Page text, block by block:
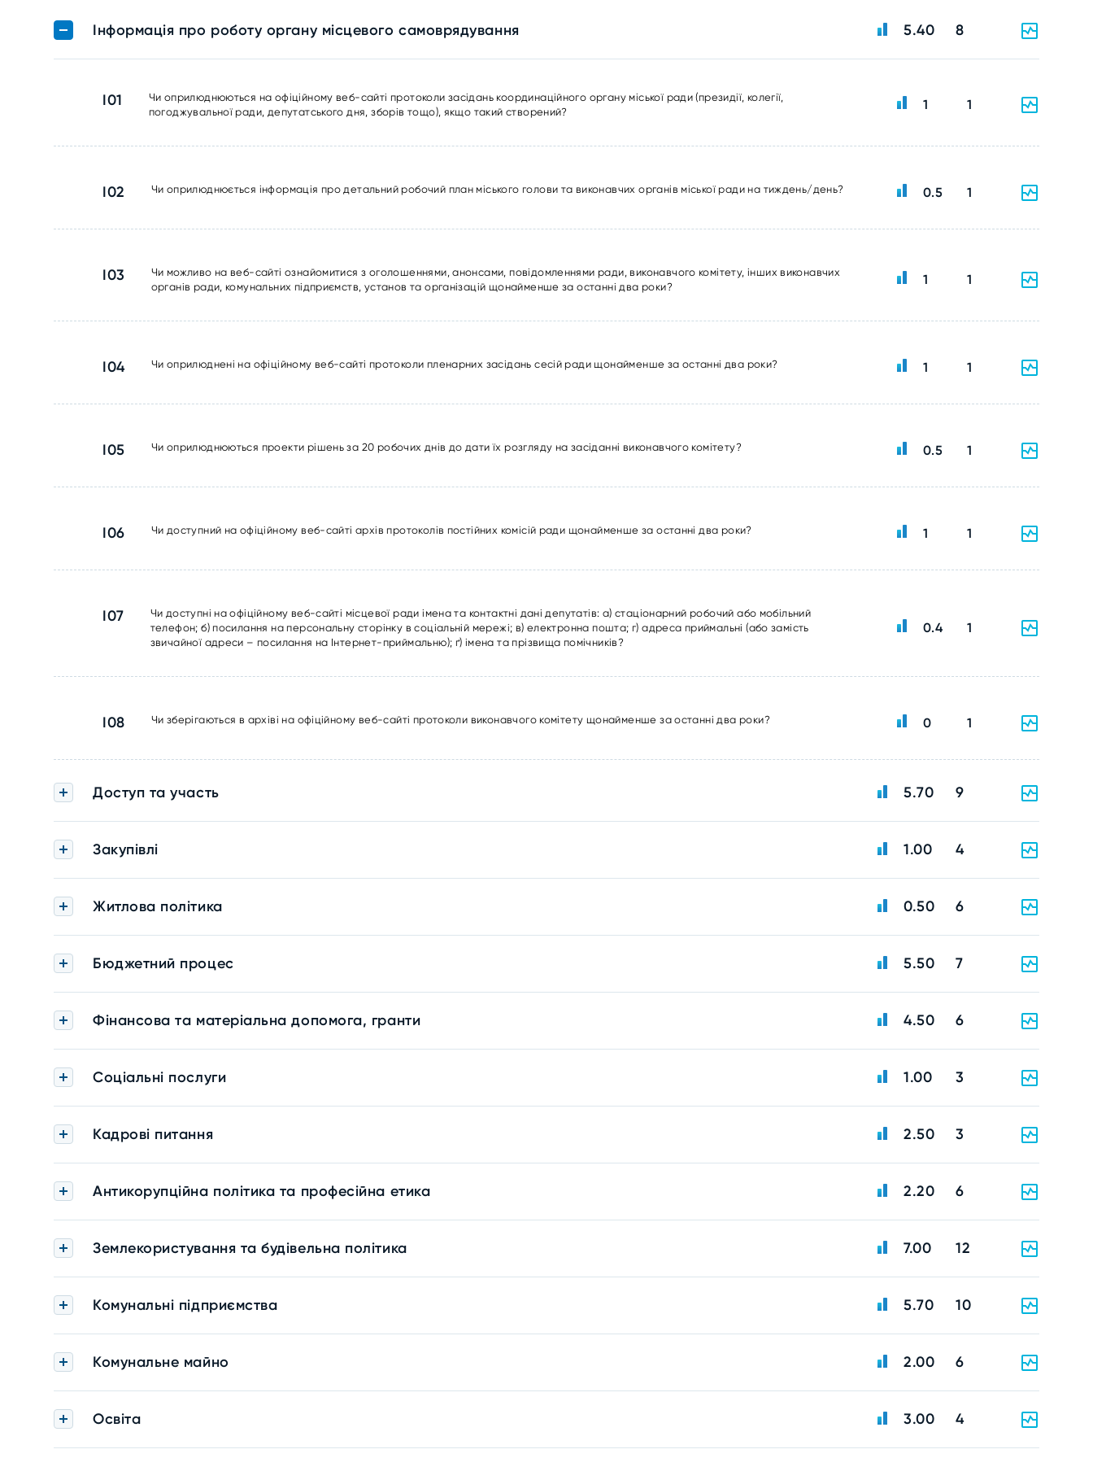
Інформація про роботу органу місцевого самоврядування 5.40 8
I01
Чи оприлюднюються на офіційному веб-сайті протоколи засідань координаційного органу міської ради (президії, колегії,
погоджувальної ради, депутатського дня, зборів тощо), якщо такий створений?
1 1
I02 Чи оприлюднюється інформація про детальний робочий план міського голови та виконавчих органів міської ради на тиждень/день? 0.5 1
I03
Чи можливо на веб-сайті ознайомитися з оголошеннями, анонсами, повідомленнями ради, виконавчого комітету, інших виконавчих
органів ради, комунальних підприємств, установ та організацій щонайменше за останні два роки?
1 1
I04 Чи оприлюднені на офіційному веб-сайті протоколи пленарних засідань сесій ради щонайменше за останні два роки? 1 1
I05 Чи оприлюднюються проекти рішень за 20 робочих днів до дати їх розгляду на засіданні виконавчого комітету? 0.5 1
I06 Чи доступний на офіційному веб-сайті архів протоколів постійних комісій ради щонайменше за останні два роки? 1 1
I07
Чи доступні на офіційному веб-сайті місцевої ради імена та контактні дані депутатів: а) стаціонарний робочий або мобільний
телефон; б) посилання на персональну сторінку в соціальній мережі; в) електронна пошта; г) адреса приймальні (або замість
звичайної адреси – посилання на Інтернет-приймальню); ґ) імена та прізвища помічників?
0.4 1
I08 Чи зберігаються в архіві на офіційному веб-сайті протоколи виконавчого комітету щонайменше за останні два роки? 0 1
Доступ та участь 5.70 9
Закупівлі 1.00 4
Житлова політика 0.50 6
Бюджетний процес 5.50 7
Фінансова та матеріальна допомога, гранти 4.50 6
Соціальні послуги 1.00 3
Кадрові питання 2.50 3
Антикорупційна політика та професійна етика 2.20 6
Землекористування та будівельна політика 7.00 12
Комунальні підприємства 5.70 10
Комунальне майно 2.00 6
Освіта 3.00 4